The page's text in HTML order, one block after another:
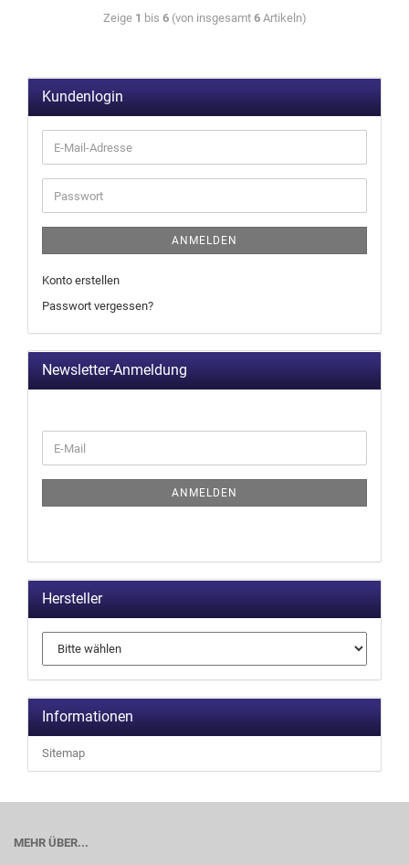
Zeige 1 bis 6(von insgesamt 6Artikeln)
Kundenlogin
ANMELDEN
Konto erstellen
Passwort vergessen?
Newsletter-Anmeldung
ANMELDEN
Hersteller
Informationen
Sitemap
MEHR ÜBER...